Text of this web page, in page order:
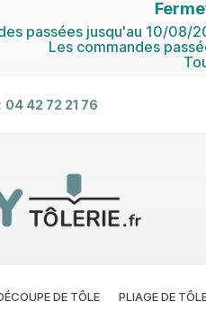
passées jusqu'au 10/08/
Les commandes
04 42 72 21 76
DE TÔLE PLIAGE DE